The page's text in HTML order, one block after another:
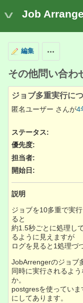
Job
編集
その他問い合わ
ジョブ多重実行に
匿名ユーザー さんが4
ステータス:
優先度:
担当者:
開始日:
説明
ジョブを10多重で実
ると
約1.5秒ごとに処理し
るように見えますが
ログを見ると1処理づ
JobArrengerのジョブ
同時に実行されるよ
か。
postgresを使ってい
にしてあります。